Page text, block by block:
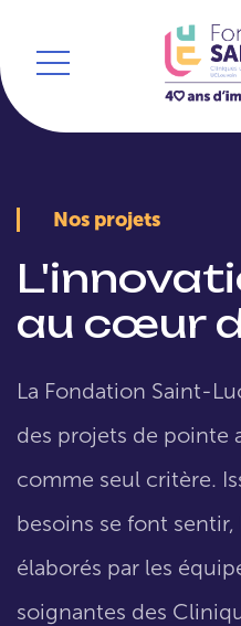
Nos projets
au cœur
La Fondation Saint-
des projets de pointe
comme seul critère.
besoins se font
élaborés par les
soignantes des